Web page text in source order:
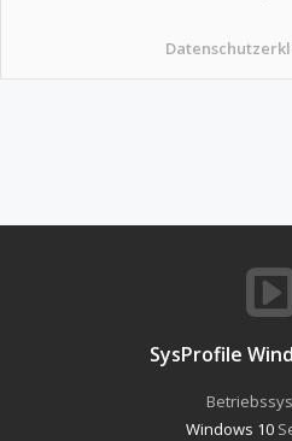
SysProfile
Windows 10